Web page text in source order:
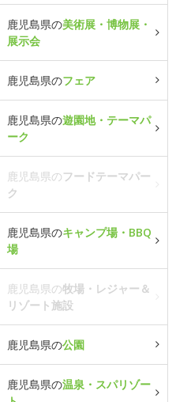
鹿児島県の美術展・博物展・
展示会
鹿児島県のフェア
鹿児島県の遊園地・テーマパ
ーク
鹿児島県のフードテーマパー
ク
鹿児島県のキャンプ場・BBQ
場
鹿児島県の牧場・レジャー＆
リゾート施設
鹿児島県の公園
鹿児島県の温泉・スパリゾー